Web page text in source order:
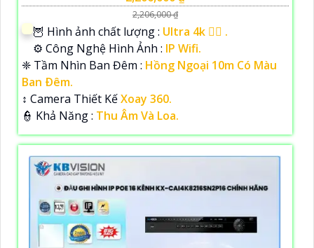
2,206,000 ₫
🦉 Hình ảnh chất lượng : Ultra 4k 👍🏾 .
⚙ Công Nghệ Hình Ảnh : IP Wifi.
❈ Tầm Nhìn Ban Đêm : Hồng Ngoại 10m Có Màu
Ban Ðêm.
↕️ Camera Thiết KếXoay 360.
️👮 Khả Năng : Thu Âm Và Loa.